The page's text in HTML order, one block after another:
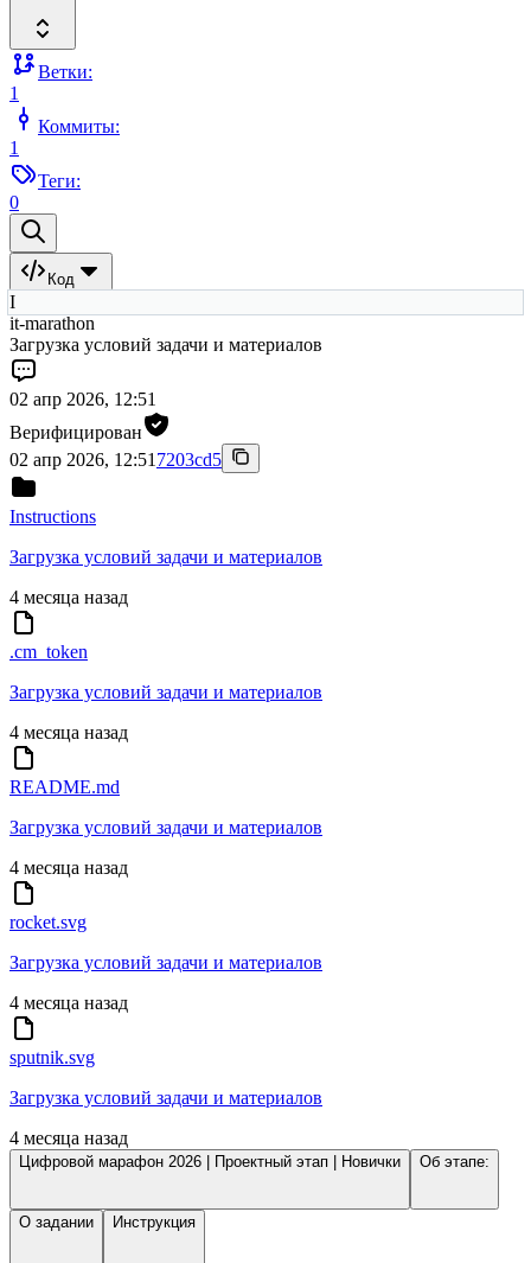
Ветки:
1
Коммиты:
1
Теги:
0
Код
I
it-marathon
Загрузка условий задачи и материалов
02 апр 2026, 12:51
Верифицирован
02 апр 2026, 12:51 7203cd5
Instructions
Загрузка условий задачи и материалов
4 месяца назад
.cm_token
Загрузка условий задачи и материалов
4 месяца назад
README.md
Загрузка условий задачи и материалов
4 месяца назад
rocket.svg
Загрузка условий задачи и материалов
4 месяца назад
sputnik.svg
Загрузка условий задачи и материалов
4 месяца назад
Цифровой марафон 2026 | Проектный этап | Новички Об этапе:
О задании Инструкция